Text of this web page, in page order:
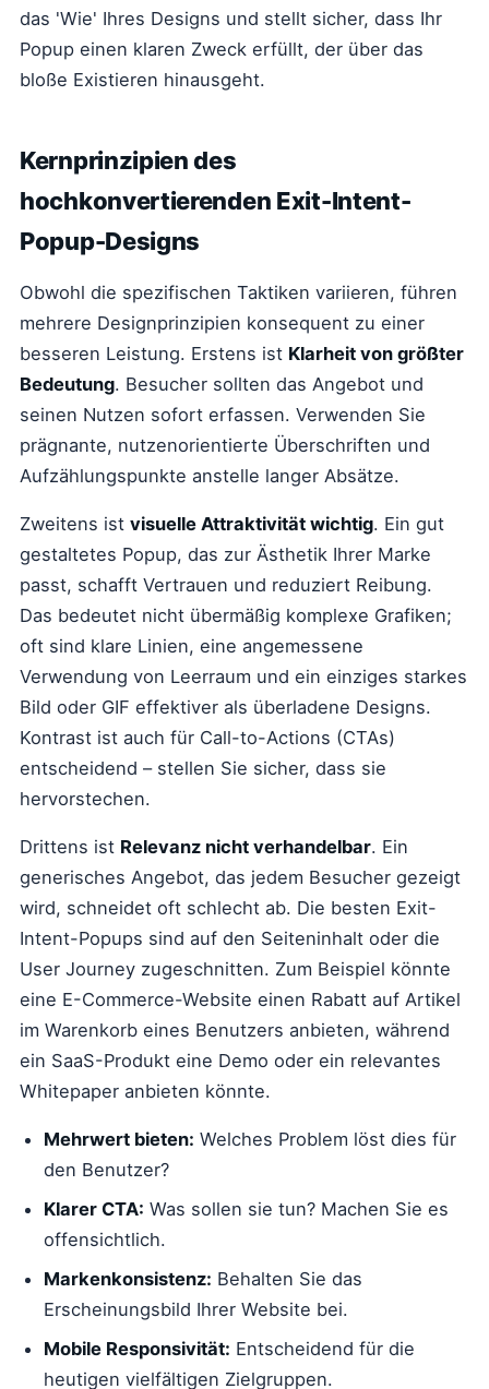
das 'Wie' Ihres Designs und stellt sicher, dass Ihr
Popup einen klaren Zweck erfüllt, der über das
bloße Existieren hinausgeht.
Kernprinzipien des
hochkonvertierenden Exit-Intent-
Popup-Designs
Obwohl die spezifischen Taktiken variieren, führen
mehrere Designprinzipien konsequent zu einer
besseren Leistung. Erstens ist Klarheit von größter
Bedeutung. Besucher sollten das Angebot und
seinen Nutzen sofort erfassen. Verwenden Sie
prägnante, nutzenorientierte Überschriften und
Aufzählungspunkte anstelle langer Absätze.
Zweitens ist visuelle Attraktivität wichtig. Ein gut
gestaltetes Popup, das zur Ästhetik Ihrer Marke
passt, schafft Vertrauen und reduziert Reibung.
Das bedeutet nicht übermäßig komplexe Grafiken;
oft sind klare Linien, eine angemessene
Verwendung von Leerraum und ein einziges starkes
Bild oder GIF effektiver als überladene Designs.
Kontrast ist auch für Call-to-Actions (CTAs)
entscheidend – stellen Sie sicher, dass sie
hervorstechen.
Drittens ist Relevanz nicht verhandelbar. Ein
generisches Angebot, das jedem Besucher gezeigt
wird, schneidet oft schlecht ab. Die besten Exit-
Intent-Popups sind auf den Seiteninhalt oder die
User Journey zugeschnitten. Zum Beispiel könnte
eine E-Commerce-Website einen Rabatt auf Artikel
im Warenkorb eines Benutzers anbieten, während
ein SaaS-Produkt eine Demo oder ein relevantes
Whitepaper anbieten könnte.
Mehrwert bieten: Welches Problem löst dies für
den Benutzer?
Klarer CTA: Was sollen sie tun? Machen Sie es
offensichtlich.
Markenkonsistenz: Behalten Sie das
Erscheinungsbild Ihrer Website bei.
Mobile Responsivität: Entscheidend für die
heutigen vielfältigen Zielgruppen.